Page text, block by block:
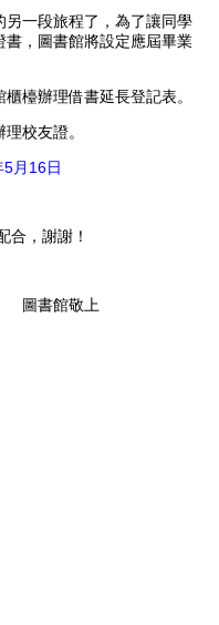
另一段旅程了，為了讓同學
，圖書館將設定應屆畢業
檯辦理借書延長登記表。
校友證。
月16日
謝！
上